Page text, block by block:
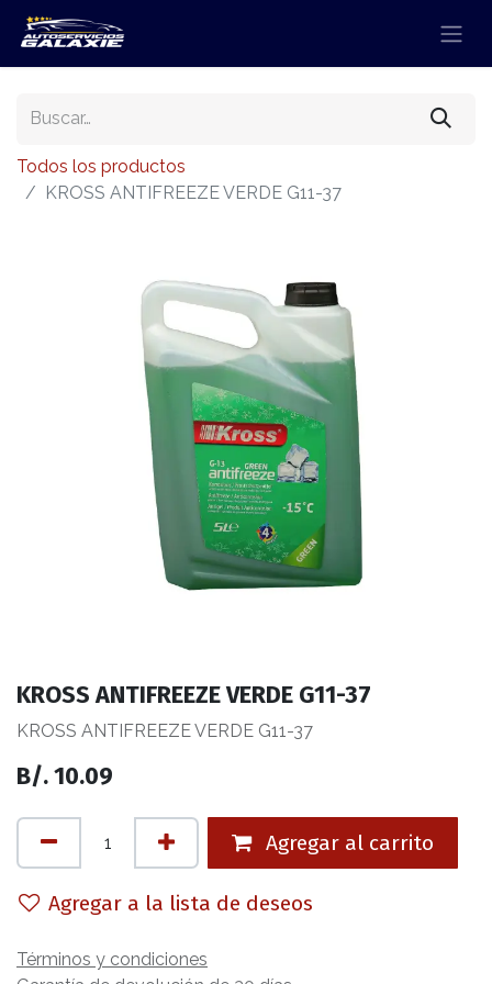
Todos los productos
KROSS ANTIFREEZE VERDE G11-37
KROSS ANTIFREEZE VERDE G11-37
KROSS ANTIFREEZE VERDE G11-37
B/.10.09
Agregar al carrito
Agregar a la lista de deseos
Términos y condiciones